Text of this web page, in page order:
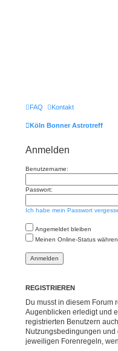
FAQ Kontakt
Köln Bonner Astrotreff
Anmelden
Benutzername:
Passwort:
Ich habe mein Passwort
Angemeldet bleiben
Meinen Online-Status
REGISTRIEREN
Du musst in diesem Forum
Augenblicken erledigt und
registrierten Benutzern
Nutzungsbedingungen
jeweiligen Forenregeln,